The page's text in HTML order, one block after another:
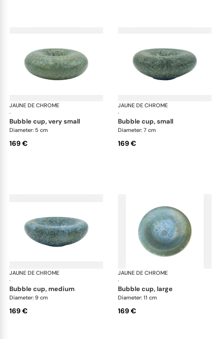
JAUNE DE CHROME
·
Nymphéa
bubble cup, very small
Diameter: 5 cm
169 €
JAUNE DE CHROME
·
bubble cup, small
Diameter: 7 cm
169 €
JAUNE DE CHROME
·
Nymphéa
bubble cup, medium
Diameter: 9 cm
169 €
JAUNE DE CHROME
·
bubble cup, large
Diameter: 11 cm
169 €